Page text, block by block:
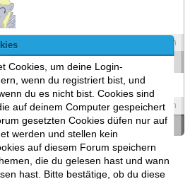
Cookies, um deine Login-
wenn du registriert bist, und
du es nicht bist. Cookies sind
auf deinem Computer gespeichert
gesetzten Cookies düfen nur auf
werden und stellen kein
auf diesem Forum speichern
die du gelesen hast und wann
hast. Bitte bestätige, ob du diese
Zitieren
(19.10.2014 )
liste setzen.
Spoilers Zitieren
zurück|Ein Thema vor»